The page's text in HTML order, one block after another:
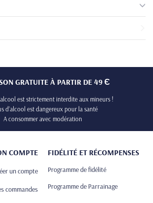
GRATUITE À PARTIR DE 49 Є
est strictement interdite aux mineurs !
d’alcool est dangereux pour la santé
A consommer avec modération
COMPTE
un compte
commandes
FIDÉLITÉ ET RÉCOMPENSES
Programme de fidélité
Programme de Parrainage